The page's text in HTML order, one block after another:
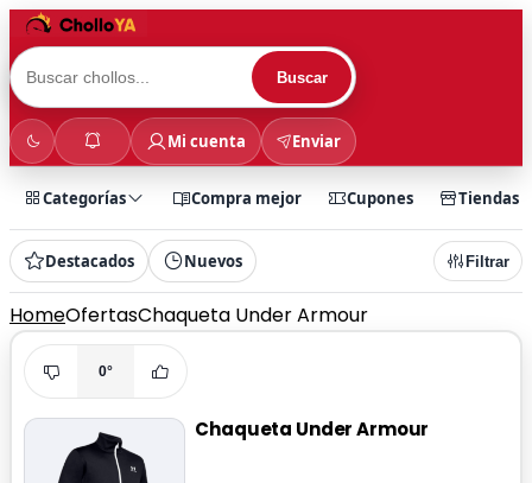
Buscar
Mi cuenta Enviar
Categorías Compra mejor Cupones Tiendas
Destacados Nuevos Filtrar
HomeOfertasChaqueta Under Armour
0°
Chaqueta Under Armour